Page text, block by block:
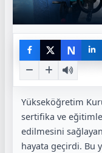
N
Yükseköğretim
sertifika ve
edilmesini
hayata geçirdi. Bu